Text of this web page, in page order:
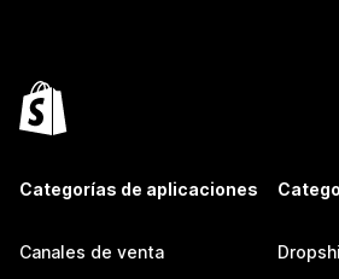
Categorías de aplicaciones
Canales de venta